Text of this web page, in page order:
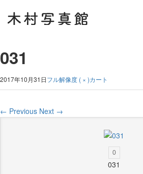
031
2017年10月31日フル解像度 ( × )カート
← Previous Next →
0
031